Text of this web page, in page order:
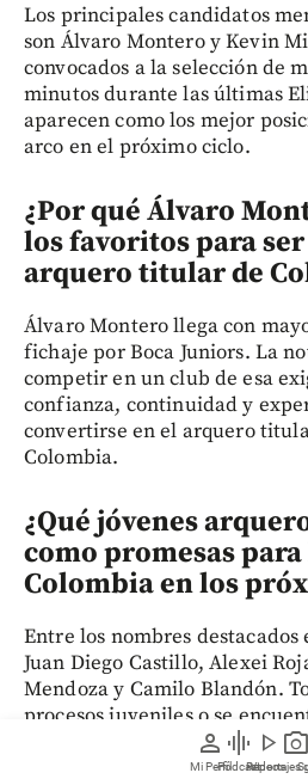
person
Mi Perfil
graphic_eq
Pódcast
play_arrow
Videos
photo_camera
Reportajes
Los principales candidatos
son Álvaro Montero y Kevin
convocados a la selección de
minutos durante las últimas
aparecen como los mejor
arco en el próximo ciclo.
¿Por qué Álvaro
los favoritos para
arquero titular de
Álvaro Montero llega con
fichaje por Boca Juniors. La
competir en un club de esa
confianza, continuidad y
convertirse en el arquero
Colombia.
¿Qué jóvenes
como promesas
Colombia en los
Entre los nombres destacados
Juan Diego Castillo, Alexei
Mendoza y Camilo Blandón.
procesos juveniles o se
carrera en clubes con